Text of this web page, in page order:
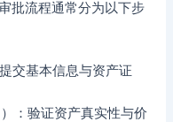
批流程通常分为以下步
交基本信息与资产证
）：验证资产真实性与价